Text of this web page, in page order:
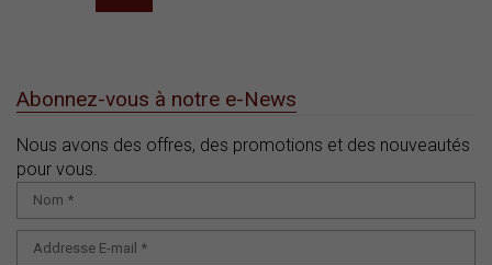
Abonnez-vous à notre e-News
Nous avons des offres, des promotions et des nouveautés
pour vous.